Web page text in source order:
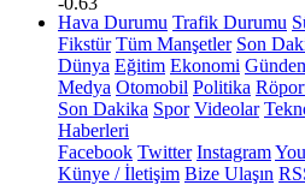
Hava Durumu Trafik Durumu
Fikstür Tüm Manşetler Son
Dünya Eğitim Ekonomi
Medya Otomobil Politika
Son Dakika Spor Videolar
Haberleri
Facebook Twitter Instagram
Künye / İletişim Bize Ulaşın